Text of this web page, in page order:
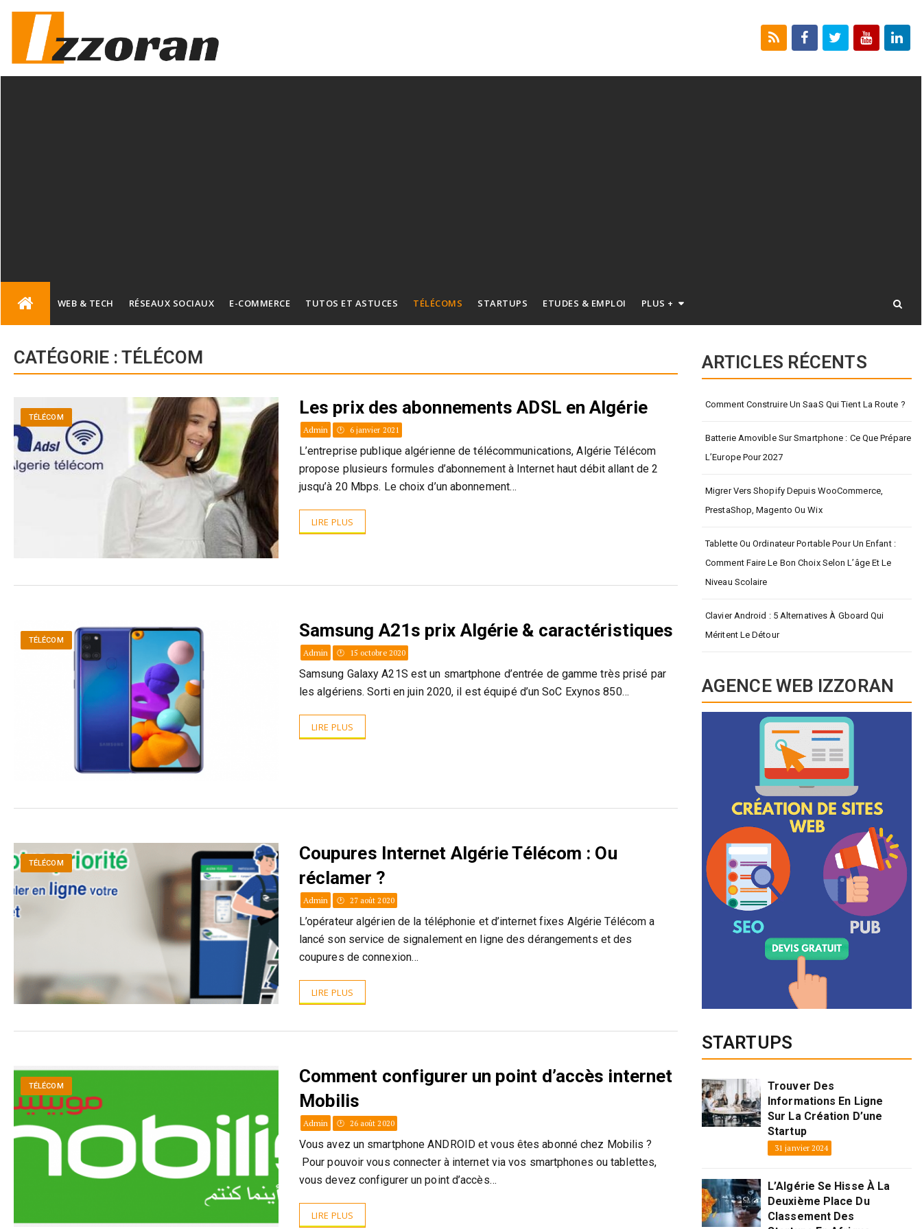
WEB & TECH RÉSEAUX SOCIAUX E-COMMERCE TUTOS ET ASTUCES TÉLÉCOMS STARTUPS ETUDES & EMPLOI PLUS +
CATÉGORIE :TÉLÉCOM
TÉLÉCOM Les prix des abonnements ADSL en Algérie
Admin 6 janvier 2021
L’entreprise publique algérienne de télécommunications, Algérie Télécom
propose plusieurs formules d’abonnement à Internet haut débit allant de 2
jusqu’à 20 Mbps. Le choix d’un abonnement…
LIRE PLUS
TÉLÉCOM Samsung A21s prix Algérie & caractéristiques
Admin 15 octobre 2020
Samsung Galaxy A21S est un smartphone d’entrée de gamme très prisé par
les algériens. Sorti en juin 2020, il est équipé d’un SoC Exynos 850…
LIRE PLUS
TÉLÉCOM
Coupures Internet Algérie Télécom : Ou
réclamer ?
Admin 27 août 2020
L’opérateur algérien de la téléphonie et d’internet fixes Algérie Télécom a
lancé son service de signalement en ligne des dérangements et des
coupures de connexion…
LIRE PLUS
TÉLÉCOM
Comment configurer un point d’accès internet
Mobilis
Admin 26 août 2020
Vous avez un smartphone ANDROID et vous êtes abonné chez Mobilis ?
Pour pouvoir vous connecter à internet via vos smartphones ou tablettes,
vous devez configurer un point d’accès…
LIRE PLUS
ARTICLES RÉCENTS
Comment Construire Un SaaS Qui Tient La Route ?
Batterie Amovible Sur Smartphone : Ce Que Prépare
L’Europe Pour 2027
Migrer Vers Shopify Depuis WooCommerce,
PrestaShop, Magento Ou Wix
Tablette Ou Ordinateur Portable Pour Un Enfant :
Comment Faire Le Bon Choix Selon L’âge Et Le
Niveau Scolaire
Clavier Android : 5 Alternatives À Gboard Qui
Méritent Le Détour
AGENCE WEB IZZORAN
STARTUPS
Trouver Des
Informations En Ligne
Sur La Création D’une
Startup
31 janvier 2024
L’Algérie Se Hisse À La
Deuxième Place Du
Classement Des